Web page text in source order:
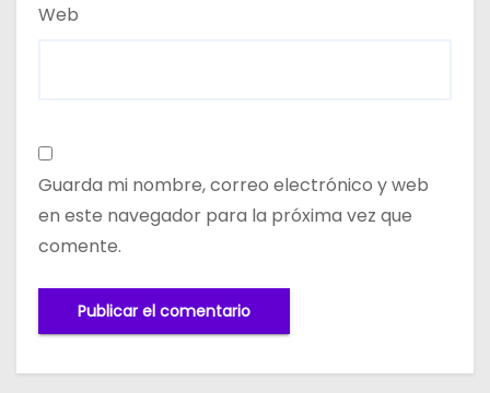
Web
Guarda mi nombre, correo electrónico y web
en este navegador para la próxima vez que
comente.